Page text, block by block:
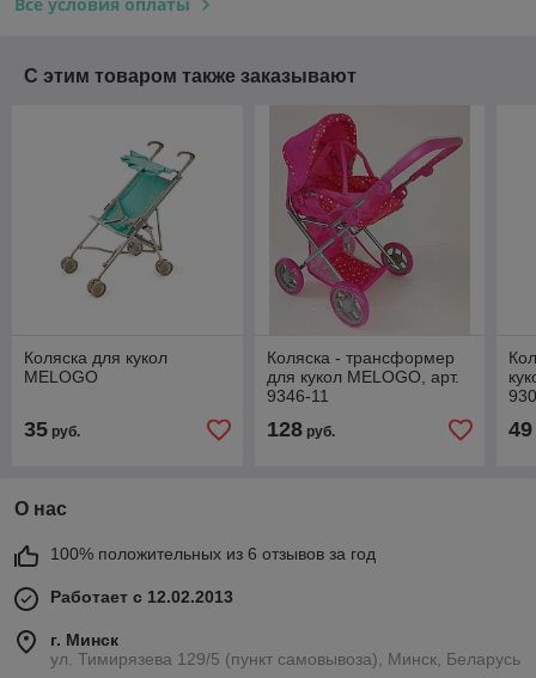
С этим товаром также заказывают
Коляска для кукол
MELOGO
35 руб.
Коляска - трансформер
для кукол MELOGO, арт.
9346-11
128руб. 49
О нас
100% положительных из 6 отзывов за год
Работает с 12.02.2013
г. Минск
ул. Тимирязева 129/5 (пункт самовывоза), Минск, Беларусь